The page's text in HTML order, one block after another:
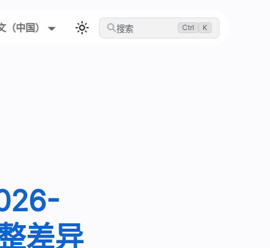
（中国） 搜索 Ctrl K
差异